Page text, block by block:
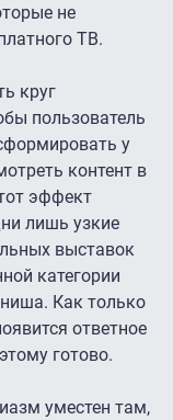
не
ТВ.
круг
пользователь
у
контент в
эффект
лишь узкие
выставок
категории
ниша. Как только
ответное
готово.
уместен там,